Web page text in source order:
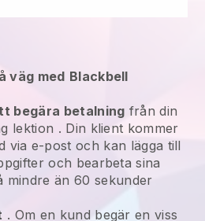
väg med Blackbell
begära betalning från din
lektion . Din klient kommer
via e-post och kan lägga till
och bearbeta sina
mindre än 60 sekunder
. Om en kund begär en viss